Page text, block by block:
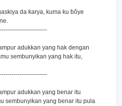
da ƙarya, kuma ku ɓõye
adukkan yang hak dengan
sembunyikan yang hak itu,
adukkan yang benar itu
sembunyikan yang benar itu pula